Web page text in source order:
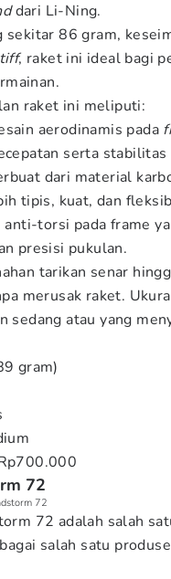
dari Li-Ning.
sekitar 86 gram,
, raket ini ideal bagi
raket ini meliputi:
aerodinamis pada
serta stabilitas
dari material
tipis, kuat, dan
torsi pada frame
presisi pukulan.
tarikan senar
merusak raket.
sedang atau yang
gram)
72
72
72 adalah salah
salah satu